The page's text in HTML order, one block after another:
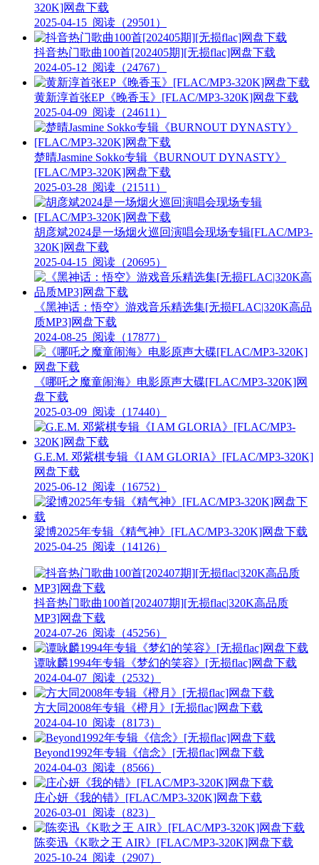
320K]网盘下载
2025-04-15 阅读（29501）
抖音热门歌曲100首[202405期][无损flac]网盘下载
2024-05-12 阅读（24767）
黄新淳首张EP《晚香玉》[FLAC/MP3-320K]网盘下载
2025-04-09 阅读（24611）
楚晴Jasmine Sokko专辑《BURNOUT DYNASTY》
[FLAC/MP3-320K]网盘下载
2025-03-28 阅读（21511）
胡彦斌2024是一场烟火巡回演唱会现场专辑[FLAC/MP3-
320K]网盘下载
2025-04-15 阅读（20695）
《黑神话：悟空》游戏音乐精选集[无损FLAC|320K高品
质MP3]网盘下载
2024-08-25 阅读（17877）
《哪吒之魔童闹海》电影原声大碟[FLAC/MP3-320K]网
盘下载
2025-03-09 阅读（17440）
G.E.M. 邓紫棋专辑《I AM GLORIA》[FLAC/MP3-320K]
网盘下载
2025-06-12 阅读（16752）
梁博2025年专辑《精气神》[FLAC/MP3-320K]网盘下载
2025-04-25 阅读（14126）
抖音热门歌曲100首[202407期][无损flac|320K高品质
MP3]网盘下载
2024-07-26 阅读（45256）
谭咏麟1994年专辑《梦幻的笑容》[无损flac]网盘下载
2024-04-07 阅读（2532）
方大同2008年专辑《橙月》[无损flac]网盘下载
2024-04-10 阅读（8173）
Beyond1992年专辑《信念》[无损flac]网盘下载
2024-04-03 阅读（8566）
庄心妍《我的错》[FLAC/MP3-320K]网盘下载
2026-03-01
阅读（823）
陈奕迅《K歌之王 AIR》[FLAC/MP3-320K]网盘下载
2025-10-24 阅读（2907）